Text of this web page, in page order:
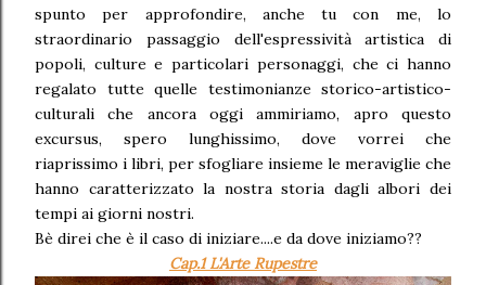
spunto per approfondire, anche tu con me, lo
straordinario passaggio dell'espressività artistica di
popoli, culture e particolari personaggi, che ci hanno
regalato tutte quelle testimonianze storico-artistico-
culturali che ancora oggi ammiriamo, apro questo
excursus, spero lunghissimo, dove vorrei che
riaprissimo i libri, per sfogliare insieme le meraviglie che
hanno caratterizzato la nostra storia dagli albori dei
tempi ai giorni nostri.
Bè direi che è il caso di iniziare....e da dove iniziamo??
Cap.1 L'Arte Rupestre